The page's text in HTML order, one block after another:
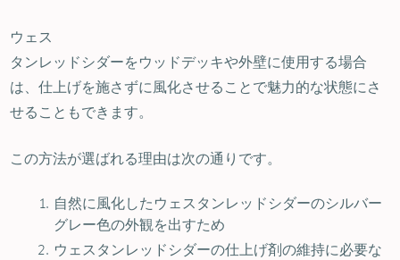
ウェス
タンレッドシダーをウッドデッキや外壁に使用する場合
は、仕上げを施さずに風化させることで魅力的な状態にさ
せることもできます。
この方法が選ばれる理由は次の通りです。
自然に風化したウェスタンレッドシダーのシルバー
グレー色の外観を出すため
ウェスタンレッドシダーの仕上げ剤の維持に必要な